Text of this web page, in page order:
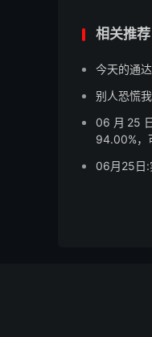
相关推荐
今天的通
别人恐慌
06月25
94.00%，
06月25日: